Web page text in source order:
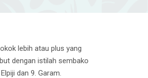
lebih atau plus yang
dengan istilah sembako
dan 9. Garam.